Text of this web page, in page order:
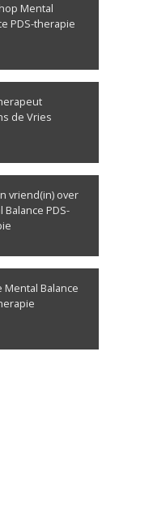
Mental
PDS-therapie
de Vries
vriend(in) over
Balance PDS-
Mental Balance